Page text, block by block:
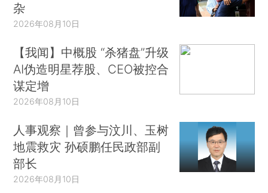
杂
2026年08月10日
【我闻】中概股 “杀猪盘”升级
AI伪造明星荐股、CEO被控合
谋定增
2026年08月10日
人事观察｜曾参与汶川、玉树
地震救灾 孙硕鹏任民政部副
部长
2026年08月10日